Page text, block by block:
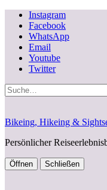
Instagram
Facebook
WhatsApp
Email
Youtube
Twitter
Suche
Bikeing, Hikeing &
Persönlicher
Öffnen Schließen